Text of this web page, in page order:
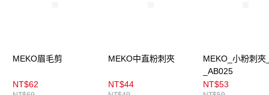
MEKO眉毛剪
NT$62
MEKO中直粉刺夾
NT$44
MEKO_小粉刺夾
_AB025
NT$53